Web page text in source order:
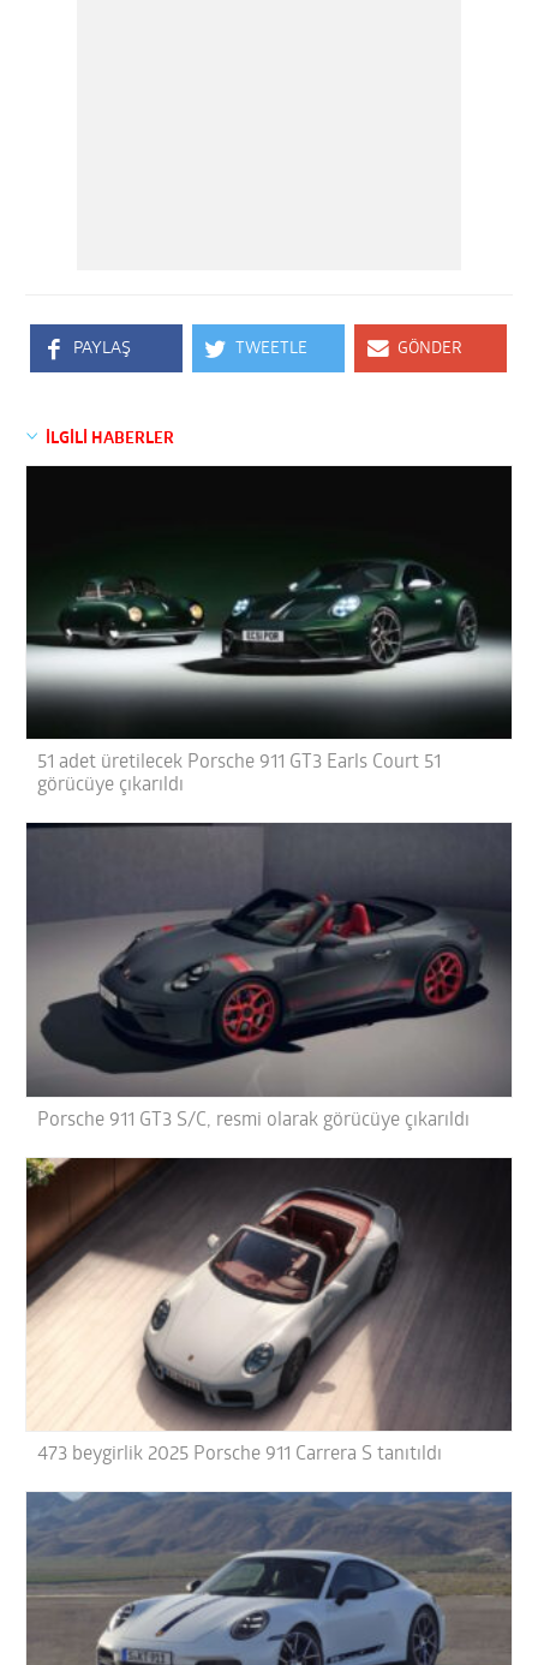
PAYLAŞ TWEETLE GÖNDER
İLGİLİ HABERLER
51 adet üretilecek Porsche 911 GT3 Earls Court 51
görücüye çıkarıldı
Porsche 911 GT3 S/C, resmi olarak görücüye çıkarıldı
473 beygirlik 2025 Porsche 911 Carrera S tanıtıldı